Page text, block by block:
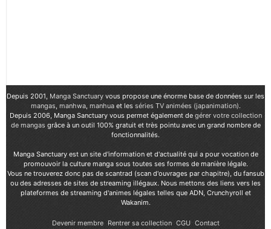
Depuis 2001, Manga Sanctuary vous propose une énorme base de données sur les
mangas, manhwa, manhuaet les séries TV animées (japanimation).
Depuis 2006, Manga Sanctuary vous permet également de gérer votre collection
de mangasgrâce à un outil 100% gratuit et très pointu avec un grand nombre de
fonctionnalités.
Manga Sanctuary est un site d'information et d'actualité qui a pour vocation de
promouvoir la culture manga sous toutes ses formes de manière légale.
Vous ne trouverez donc pas de scantrad (scan d'ouvrages par chapitre), du fansub
ou des adresses de sites de streaming illégaux. Nous mettons des liens vers les
plateformes de streaming d'animes légales telles que ADN, Crunchyroll et
Wakanim.
Devenir membre Rentrer sa collection CGU Contact